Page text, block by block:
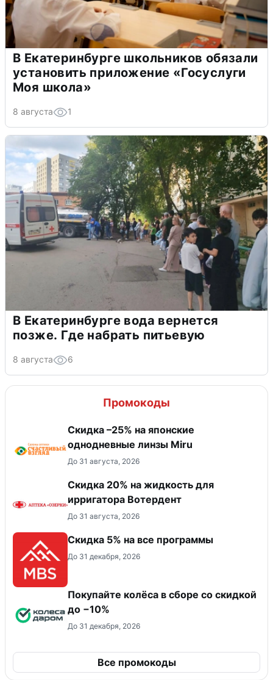
В Екатеринбурге школьников обязали
установить приложение «Госуслуги
Моя школа»
8 августа 1
В Екатеринбурге вода вернется
позже. Где набрать питьевую
8 августа 6
Промокоды
Скидка –25% на японские
однодневные линзы Miru
До 31 августа, 2026
Скидка 20% на жидкость для
ирригатора Вотердент
До 31 августа, 2026
Скидка 5% на все программы
До 31 декабря, 2026
Покупайте колёса в сборе со скидкой
до −10%
До 31 декабря, 2026
Все промокоды